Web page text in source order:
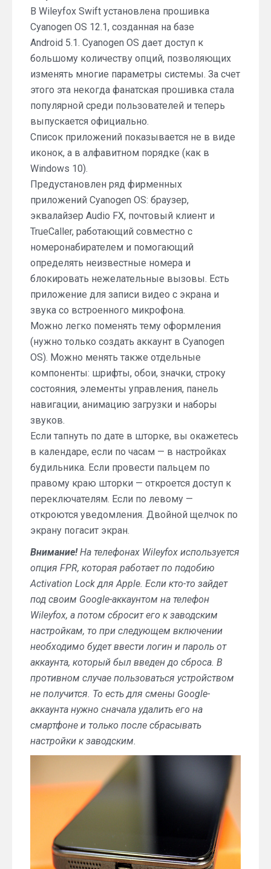
В Wileyfox Swift установлена прошивка
Cyanogen OS 12.1, созданная на базе
Android 5.1. Cyanogen OS дает доступ к
большому количеству опций, позволяющих
изменять многие параметры системы. За счет
этого эта некогда фанатская прошивка стала
популярной среди пользователей и теперь
выпускается официально.
Список приложений показывается не в виде
иконок, а в алфавитном порядке (как в
Windows 10).
Предустановлен ряд фирменных
приложений Cyanogen OS: браузер,
эквалайзер Audio FX, почтовый клиент и
TrueCaller, работающий совместно с
номеронабирателем и помогающий
определять неизвестные номера и
блокировать нежелательные вызовы. Есть
приложение для записи видео с экрана и
звука со встроенного микрофона.
Можно легко поменять тему оформления
(нужно только создать аккаунт в Cyanogen
OS). Можно менять также отдельные
компоненты: шрифты, обои, значки, строку
состояния, элементы управления, панель
навигации, анимацию загрузки и наборы
звуков.
Если тапнуть по дате в шторке, вы окажетесь
в календаре, если по часам — в настройках
будильника. Если провести пальцем по
правому краю шторки — откроется доступ к
переключателям. Если по левому —
откроются уведомления. Двойной щелчок по
экрану погасит экран.
Внимание!На телефонах Wileyfox используется
опция FPR, которая работает по подобию
Activation Lock для Apple. Если кто-то зайдет
под своим Google-аккаунтом на телефон
Wileyfox, а потом сбросит его к заводским
настройкам, то при следующем включении
необходимо будет ввести логин и пароль от
аккаунта, который был введен до сброса. В
противном случае пользоваться устройством
не получится. То есть для смены Google-
аккаунта нужно сначала удалить его на
смартфоне и только после сбрасывать
настройки к заводским.